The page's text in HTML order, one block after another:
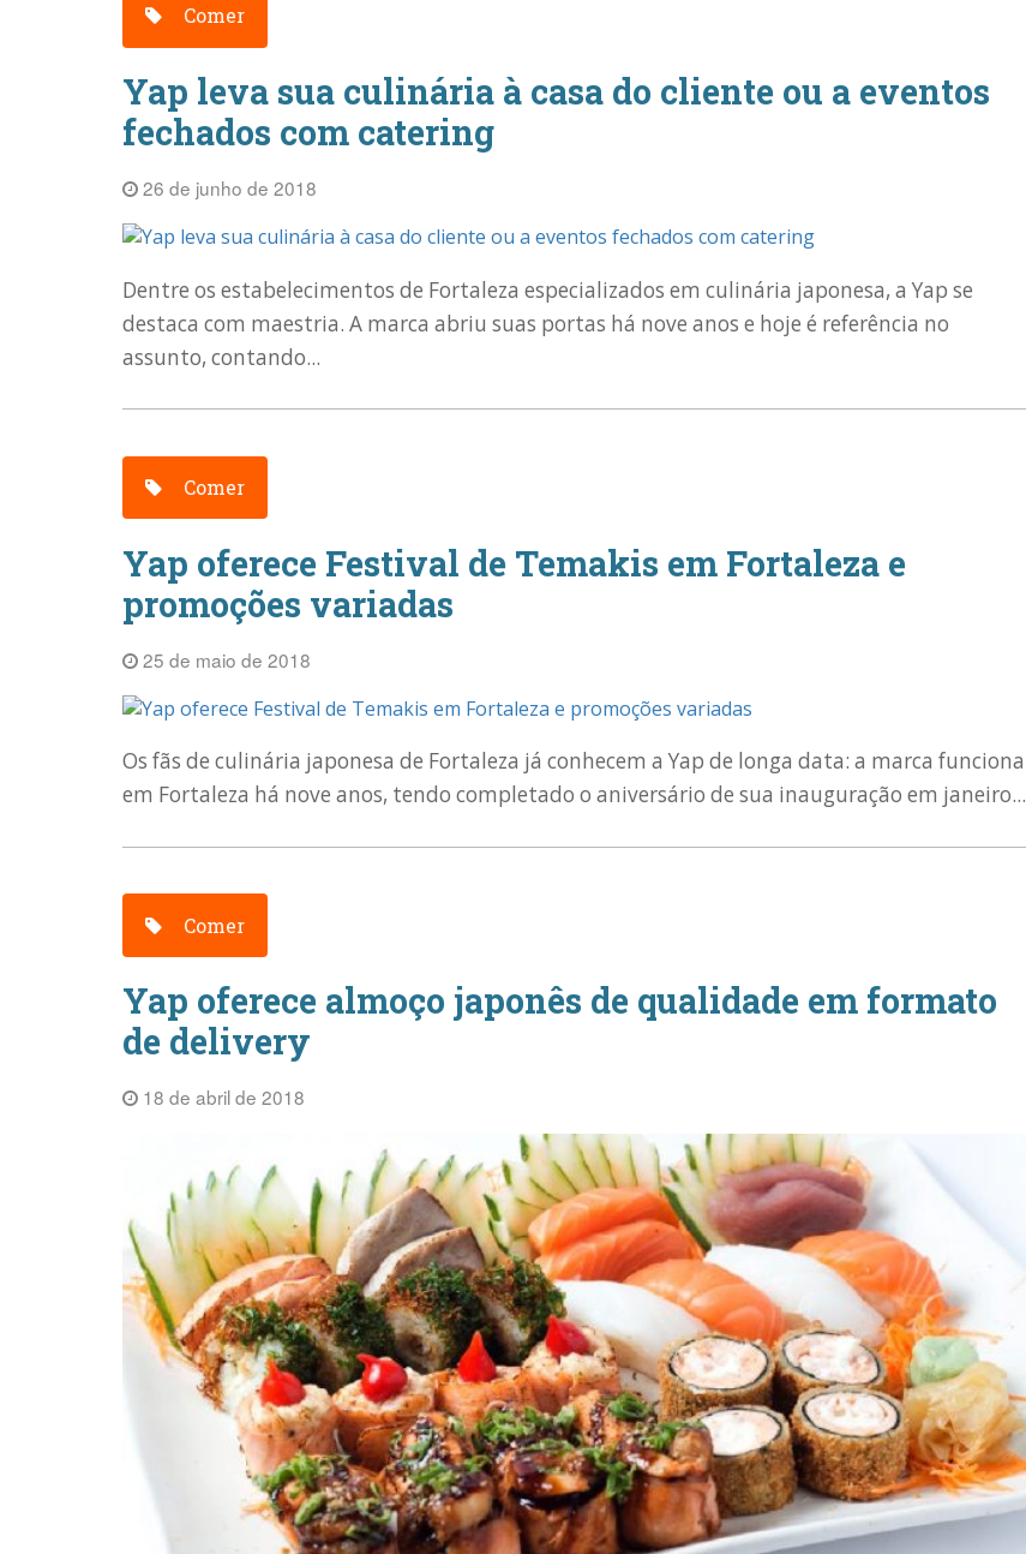
Comer
Yap leva sua culinária à casa do cliente ou a eventos
fechados com catering
26 de junho de 2018
Dentre os estabelecimentos de Fortaleza especializados em culinária japonesa, a Yap se
destaca com maestria. A marca abriu suas portas há nove anos e hoje é referência no
assunto, contando...
Comer
Yap oferece Festival de Temakis em Fortaleza e
promoções variadas
25 de maio de 2018
Os fãs de culinária japonesa de Fortaleza já conhecem a Yap de longa data: a marca funciona
em Fortaleza há nove anos, tendo completado o aniversário de sua inauguração em janeiro...
Comer
Yap oferece almoço japonês de qualidade em formato
de delivery
18 de abril de 2018